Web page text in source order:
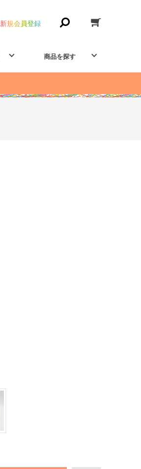
新規会員登録
商品を探す